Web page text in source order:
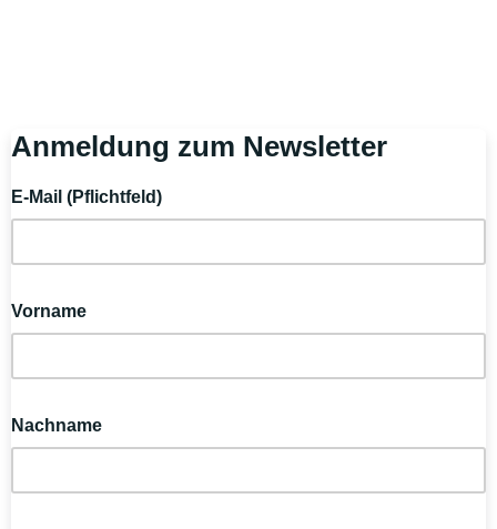
Anmeldung zum Newsletter
E-Mail (Pflichtfeld)
Vorname
Nachname